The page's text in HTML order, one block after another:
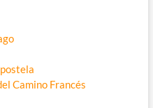
Camino Francés